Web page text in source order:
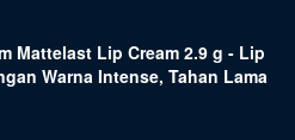
Mattelast Lip Cream 2.9 g - Lip
Warna Intense, Tahan Lama